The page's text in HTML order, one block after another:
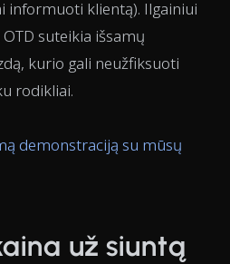
informuoti klientą). Ilgainiui
suteikia išsamų
kurio gali neužfiksuoti
rodikliai.
demonstraciją su mūsų
už siuntą